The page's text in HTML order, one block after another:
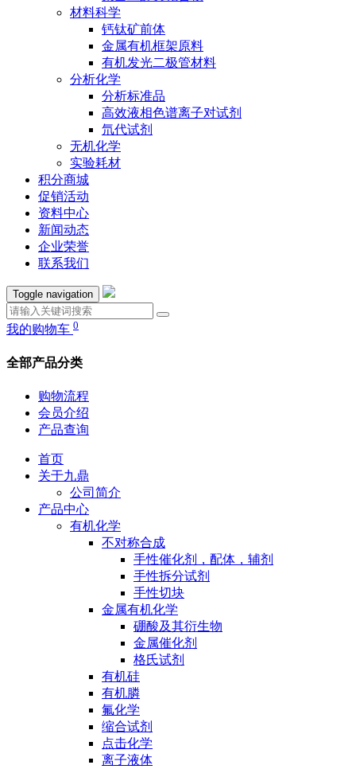
材料科学
钙钛矿前体
金属有机框架原料
有机发光二极管材料
分析化学
分析标准品
高效液相色谱离子对试剂
氘代试剂
无机化学
实验耗材
积分商城
促销活动
资料中心
新闻动态
企业荣誉
联系我们
Toggle navigation
我的购物车 0
全部产品分类
购物流程
会员介绍
产品查询
首页
关于九鼎
公司简介
产品中心
有机化学
不对称合成
手性催化剂，配体，辅剂
手性拆分试剂
手性切块
金属有机化学
硼酸及其衍生物
金属催化剂
格氏试剂
有机硅
有机膦
氟化学
缩合试剂
点击化学
离子液体